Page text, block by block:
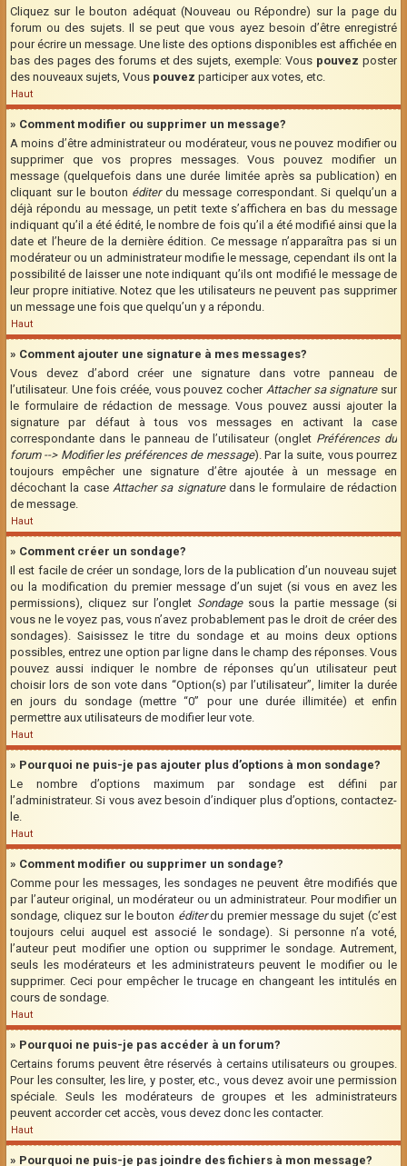
Cliquez sur le bouton adéquat (Nouveau ou Répondre) sur la page du
forum ou des sujets. Il se peut que vous ayez besoin d’être enregistré
pour écrire un message. Une liste des options disponibles est affichée en
bas des pages des forums et des sujets, exemple: Vous pouvez poster
des nouveaux sujets, Vous pouvez participer aux votes, etc.
Haut
» Comment modifier ou supprimer un message?
A moins d’être administrateur ou modérateur, vous ne pouvez modifier ou
supprimer que vos propres messages. Vous pouvez modifier un
message (quelquefois dans une durée limitée après sa publication) en
cliquant sur le bouton éditerdu message correspondant. Si quelqu’un a
déjà répondu au message, un petit texte s’affichera en bas du message
indiquant qu’il a été édité, le nombre de fois qu’il a été modifié ainsi que la
date et l’heure de la dernière édition. Ce message n’apparaîtra pas si un
modérateur ou un administrateur modifie le message, cependant ils ont la
possibilité de laisser une note indiquant qu’ils ont modifié le message de
leur propre initiative. Notez que les utilisateurs ne peuvent pas supprimer
un message une fois que quelqu’un y a répondu.
Haut
» Comment ajouter une signature à mes messages?
Vous devez d’abord créer une signature dans votre panneau de
l’utilisateur. Une fois créée, vous pouvez cocher Attacher sa signaturesur
le formulaire de rédaction de message. Vous pouvez aussi ajouter la
signature par défaut à tous vos messages en activant la case
correspondante dans le panneau de l’utilisateur (onglet Préférences du
forum --> Modifier les préférences de message). Par la suite, vous pourrez
toujours empêcher une signature d’être ajoutée à un message en
décochant la case Attacher sa signaturedans le formulaire de rédaction
de message.
Haut
» Comment créer un sondage?
Il est facile de créer un sondage, lors de la publication d’un nouveau sujet
ou la modification du premier message d’un sujet (si vous en avez les
permissions), cliquez sur l’onglet Sondagesous la partie message (si
vous ne le voyez pas, vous n’avez probablement pas le droit de créer des
sondages). Saisissez le titre du sondage et au moins deux options
possibles, entrez une option par ligne dans le champ des réponses. Vous
pouvez aussi indiquer le nombre de réponses qu’un utilisateur peut
choisir lors de son vote dans “Option(s) par l’utilisateur”, limiter la durée
en jours du sondage (mettre “0” pour une durée illimitée) et enfin
permettre aux utilisateurs de modifier leur vote.
Haut
» Pourquoi ne puis-je pas ajouter plus d’options à mon sondage?
Le nombre d’options maximum par sondage est défini par
l’administrateur. Si vous avez besoin d’indiquer plus d’options, contactez-
le.
Haut
» Comment modifier ou supprimer un sondage?
Comme pour les messages, les sondages ne peuvent être modifiés que
par l’auteur original, un modérateur ou un administrateur. Pour modifier un
sondage, cliquez sur le bouton éditerdu premier message du sujet (c’est
toujours celui auquel est associé le sondage). Si personne n’a voté,
l’auteur peut modifier une option ou supprimer le sondage. Autrement,
seuls les modérateurs et les administrateurs peuvent le modifier ou le
supprimer. Ceci pour empêcher le trucage en changeant les intitulés en
cours de sondage.
Haut
» Pourquoi ne puis-je pas accéder à un forum?
Certains forums peuvent être réservés à certains utilisateurs ou groupes.
Pour les consulter, les lire, y poster, etc., vous devez avoir une permission
spéciale. Seuls les modérateurs de groupes et les administrateurs
peuvent accorder cet accès, vous devez donc les contacter.
Haut
» Pourquoi ne puis-je pas joindre des fichiers à mon message?